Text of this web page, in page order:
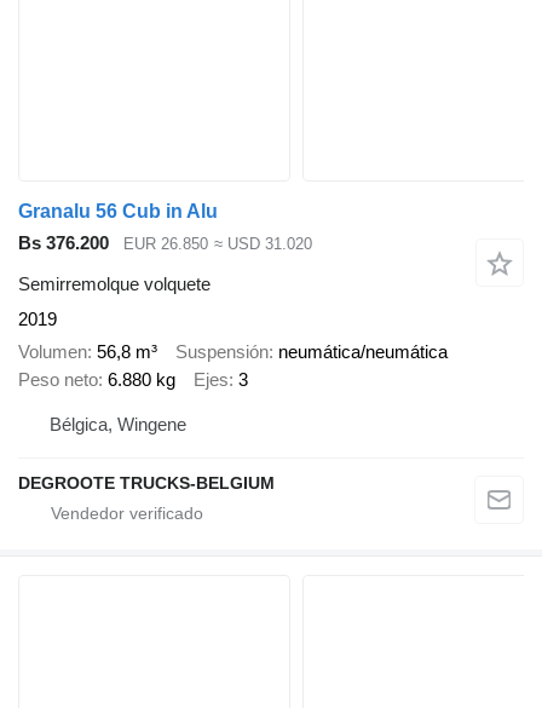
Granalu 56 Cub in Alu
Bs 376.200
EUR 26.850 ≈ USD 31.020
Semirremolque volquete
2019
Volumen 56,8 m³ Suspensión neumática/neumática
Peso neto 6.880 kg Ejes 3
Bélgica, Wingene
DEGROOTE TRUCKS-BELGIUM